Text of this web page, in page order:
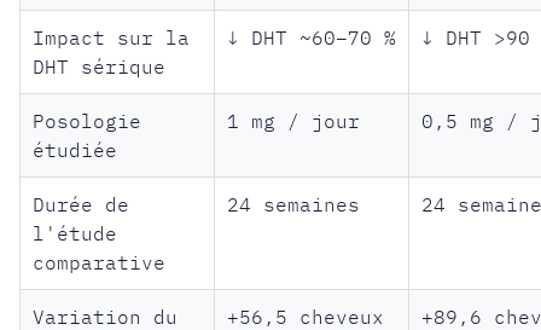
Impact sur la
DHT sérique
↓ DHT ~60–70 % ↓ DHT >90
Posologie
étudiée
1 mg / jour 0,5 mg /
Durée de
l'étude
comparative
24 semaines 24
Variation du
+56,5 cheveux +89,6